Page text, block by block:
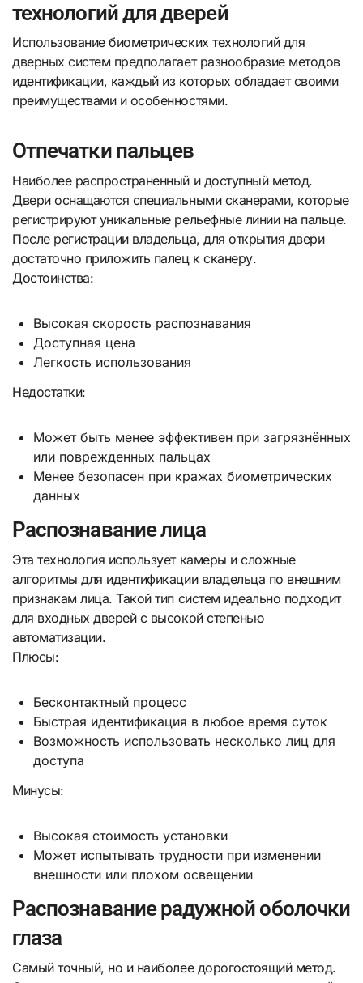
технологий для дверей
Использование биометрических технологий для
дверных систем предполагает разнообразие методов
идентификации, каждый из которых обладает своими
преимуществами и особенностями.
Отпечатки пальцев
Наиболее распространенный и доступный метод.
Двери оснащаются специальными сканерами, которые
регистрируют уникальные рельефные линии на пальце.
После регистрации владельца, для открытия двери
достаточно приложить палец к сканеру.
Достоинства:
Высокая скорость распознавания
Доступная цена
Легкость использования
Недостатки:
Может быть менее эффективен при загрязнённых
или поврежденных пальцах
Менее безопасен при кражах биометрических
данных
Распознавание лица
Эта технология использует камеры и сложные
алгоритмы для идентификации владельца по внешним
признакам лица. Такой тип систем идеально подходит
для входных дверей с высокой степенью
автоматизации.
Плюсы:
Бесконтактный процесс
Быстрая идентификация в любое время суток
Возможность использовать несколько лиц для
доступа
Минусы:
Высокая стоимость установки
Может испытывать трудности при изменении
внешности или плохом освещении
Распознавание радужной оболочки
глаза
Самый точный, но и наиболее дорогостоящий метод.